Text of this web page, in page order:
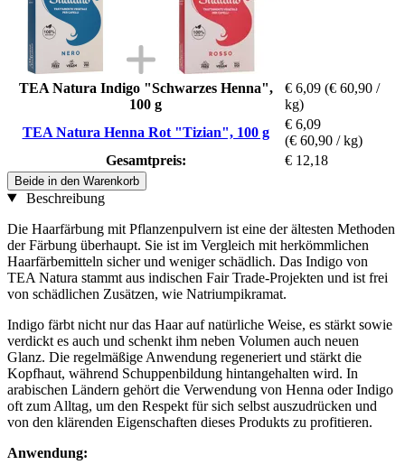
TEA Natura Indigo "Schwarzes Henna",
100 g
€ 6,09 (€ 60,90 /
kg)
TEA Natura Henna Rot "Tizian", 100 g
€ 6,09
(€ 60,90 / kg)
Gesamtpreis:
€ 12,18
Beide in den Warenkorb
Beschreibung
Die Haarfärbung mit Pflanzenpulvern ist eine der ältesten Methoden
der Färbung überhaupt. Sie ist im Vergleich mit herkömmlichen
Haarfärbemitteln sicher und weniger schädlich. Das Indigo von
TEA Natura stammt aus indischen Fair Trade-Projekten und ist frei
von schädlichen Zusätzen, wie Natriumpikramat.
Indigo färbt nicht nur das Haar auf natürliche Weise, es stärkt sowie
verdickt es auch und schenkt ihm neben Volumen auch neuen
Glanz. Die regelmäßige Anwendung regeneriert und stärkt die
Kopfhaut, während Schuppenbildung hintangehalten wird. In
arabischen Ländern gehört die Verwendung von Henna oder Indigo
oft zum Alltag, um den Respekt für sich selbst auszudrücken und
von den klärenden Eigenschaften dieses Produkts zu profitieren.
Anwendung: